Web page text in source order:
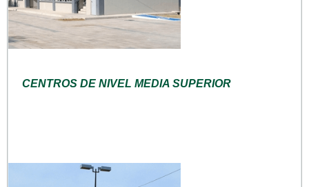
CENTROS DE NIVEL MEDIA SUPERIOR